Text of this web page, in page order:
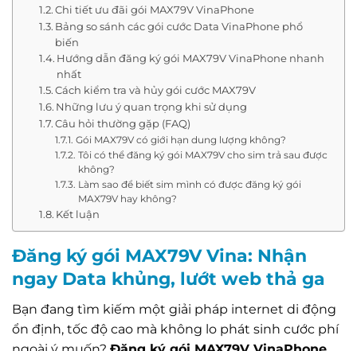
Chi tiết ưu đãi gói MAX79V VinaPhone
Bảng so sánh các gói cước Data VinaPhone phổ
biến
Hướng dẫn đăng ký gói MAX79V VinaPhone nhanh
nhất
Cách kiểm tra và hủy gói cước MAX79V
Những lưu ý quan trọng khi sử dụng
Câu hỏi thường gặp (FAQ)
Gói MAX79V có giới hạn dung lượng không?
Tôi có thể đăng ký gói MAX79V cho sim trả sau được
không?
Làm sao để biết sim mình có được đăng ký gói
MAX79V hay không?
Kết luận
Đăng ký gói MAX79V Vina: Nhận
ngay Data khủng, lướt web thả ga
Bạn đang tìm kiếm một giải pháp internet di động
ổn định, tốc độ cao mà không lo phát sinh cước phí